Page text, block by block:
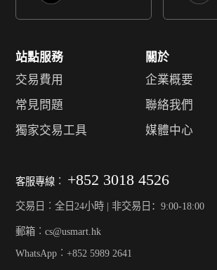
站點服務
交易費用
常見問題
獨家交易工具
關於
企業概要
聯絡我們
媒體中心
客服專線︰ +852 3018 4526
交易日︰全日24小時 | 非交易日：9:00-18:00
郵箱︰cs@usmart.hk
WhatsApp︰+852 5989 2641